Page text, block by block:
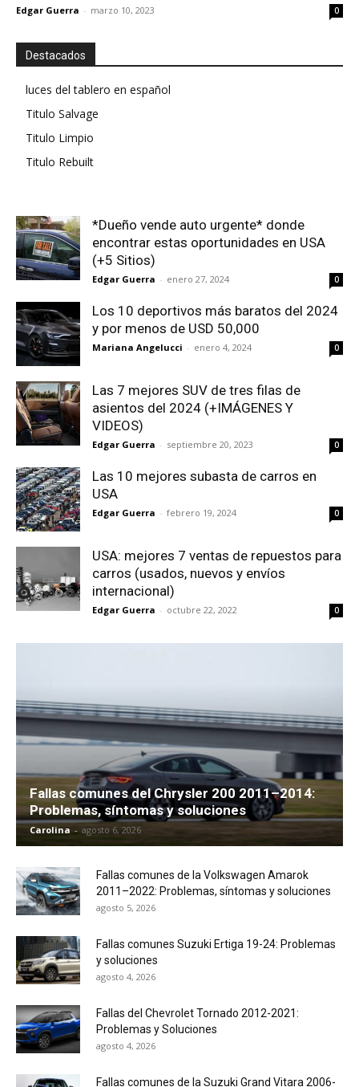
Edgar Guerra - marzo 10, 2023 0
Destacados
luces del tablero en español
Titulo Salvage
Titulo Limpio
Titulo Rebuilt
*Dueño vende auto urgente* donde
encontrar estas oportunidades en USA
(+5 Sitios)
Edgar Guerra - enero 27, 2024 0
Los 10 deportivos más baratos del 2024
y por menos de USD 50,000
Mariana Angelucci - enero 4, 2024 0
Las 7 mejores SUV de tres filas de
asientos del 2024 (+IMÁGENES Y
VIDEOS)
Edgar Guerra - septiembre 20, 2023 0
Las 10 mejores subasta de carros en
USA
Edgar Guerra - febrero 19, 2024 0
USA: mejores 7 ventas de repuestos para
carros (usados, nuevos y envíos
internacional)
Edgar Guerra - octubre 22, 2022 0
Fallas comunes del Chrysler 200 2011–2014:
Problemas, síntomas y soluciones
Carolina - agosto 6, 2026
Fallas comunes de la Volkswagen Amarok
2011–2022: Problemas, síntomas y soluciones
agosto 5, 2026
Fallas comunes Suzuki Ertiga 19-24: Problemas
y soluciones
agosto 4, 2026
Fallas del Chevrolet Tornado 2012-2021:
Problemas y Soluciones
agosto 4, 2026
Fallas comunes de la Suzuki Grand Vitara 2006-